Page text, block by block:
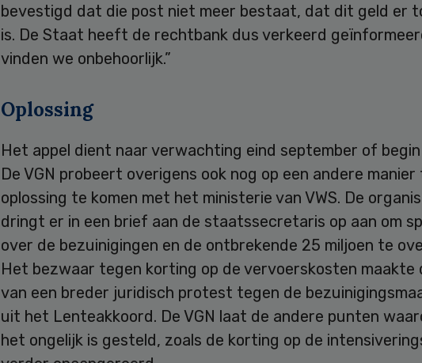
bevestigd dat die post niet meer bestaat, dat dit geld er
is. De Staat heeft de rechtbank dus verkeerd
vinden we onbehoorlijk.”
Oplossing
Het appel dient naar verwachting eind september of
De VGN probeert overigens ook nog op een andere
oplossing te komen met het ministerie van VWS. De
dringt er in een brief aan de staatssecretaris op aan om
over de bezuinigingen en de ontbrekende 25 miljoen te
Het bezwaar tegen korting op de vervoerskosten maakte
van een breder juridisch protest tegen de
uit het Lenteakkoord. De VGN laat de andere punten
het ongelijk is gesteld, zoals de korting op de